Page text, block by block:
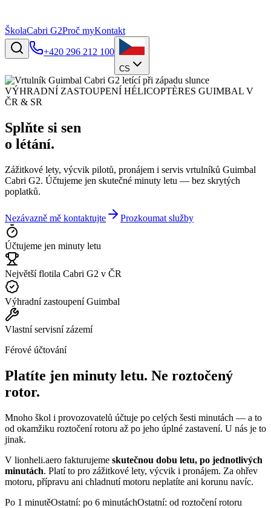
ŠkolaCabri G2Proč myKontakt
+420 296 212 100
CS
VÝHRADNÍ ZASTOUPENÍ HÉLICOPTÈRES GUIMBAL V
ČR & SR
Splňte si sen
o létání.
Zážitkové lety, výcvik pilotů, pronájem i servis vrtulníků Guimbal
Cabri G2. Účtujeme jen skutečné minuty letu — bez skrytých
poplatků.
Nezávazně mě kontaktujte Prozkoumat služby
Účtujeme jen minuty letu
Největší flotila Cabri G2 v ČR
Výhradní zastoupení Guimbal
Vlastní servisní zázemí
Férové účtování
Platíte jen minuty letu. Ne roztočený
rotor.
Mnoho škol i provozovatelů účtuje po celých šesti minutách — a to
od okamžiku roztočení rotoru až po jeho úplné zastavení. U nás je to
jinak.
V lionheli.aero fakturujeme skutečnou dobu letu, po jednotlivých
minutách. Platí to pro zážitkové lety, výcvik i pronájem. Za ohřev
motoru, přípravu ani chladnutí motoru neplatíte ani korunu navíc.
Po 1 minutěOstatní: po 6 minutáchOstatní: od roztočení rotoru